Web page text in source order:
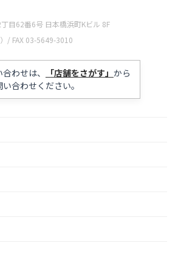
目62番6号 日本橋浜町Kビル 8F
/ FAX 03-5649-3010
わせは、 「店舗をさがす」 から
合わせください。